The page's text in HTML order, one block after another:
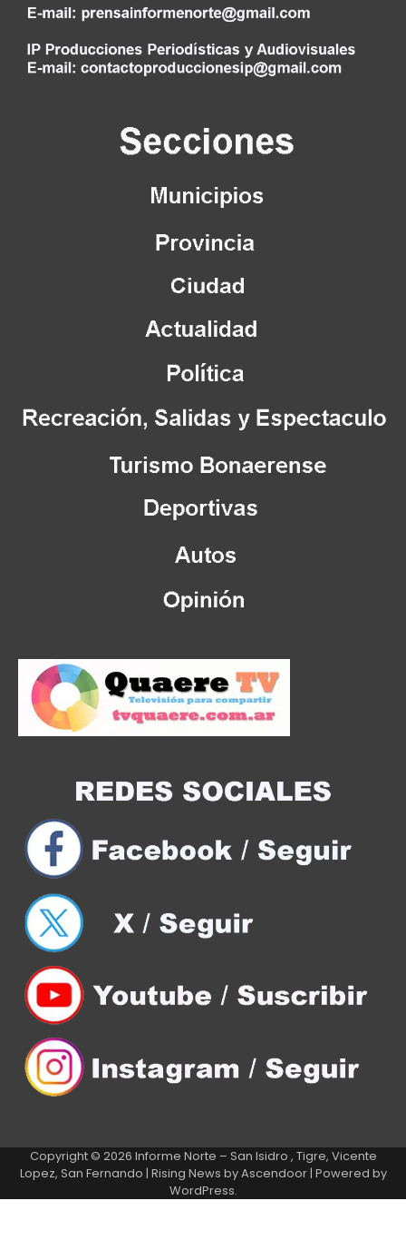
Copyright © 2026 Informe Norte – San Isidro , Tigre, Vicente
Lopez, San Fernando | Rising News byAscendoor| Powered by
WordPress.